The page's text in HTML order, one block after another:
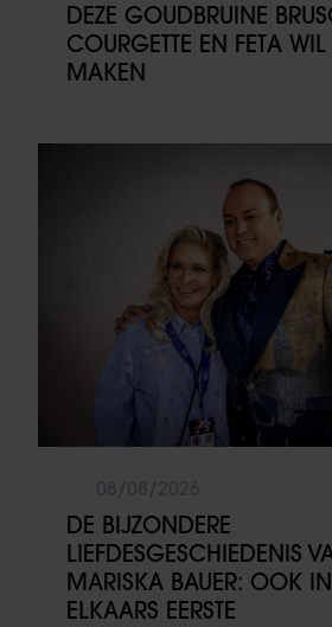
DEZE GOUDBRUINE
COURGETTE EN FETA
MAKEN
DE BIJZONDERE
LIEFDESGESCHIEDENIS
MARISKA BAUER: OOK
ELKAARS EERSTE